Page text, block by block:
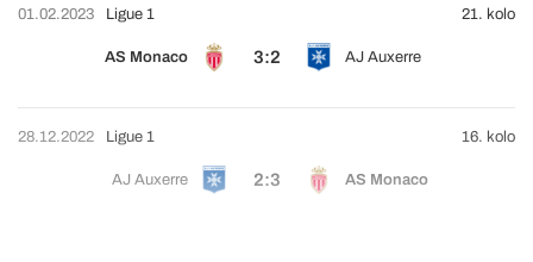
01.02.2023
AS Monaco 3:2 AJ Auxerre
Ligue 1 21. kolo
28.12.2022
AJ Auxerre 2:3 AS Monaco
Ligue 1 16. kolo